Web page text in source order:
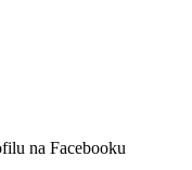
na Facebooku